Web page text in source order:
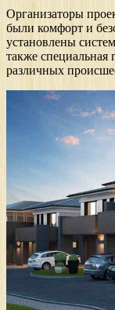
Организаторы
были комфорт и
установлены
также специальная
различных